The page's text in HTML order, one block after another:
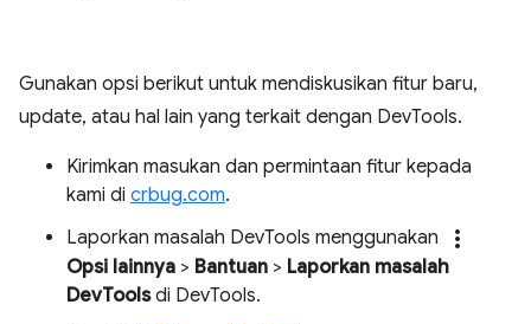
Gunakan opsi berikut untuk mendiskusikan fitur baru,
update, atau hal lain yang terkait dengan DevTools.
Kirimkan masukan dan permintaan fitur kepada
kami di crbug.com.
Laporkan masalah DevTools menggunakan
more_vert
Opsi lainnya > Bantuan > Laporkan masalah
DevToolsdi DevTools.